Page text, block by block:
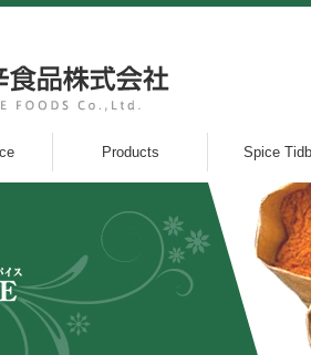
Products Spice